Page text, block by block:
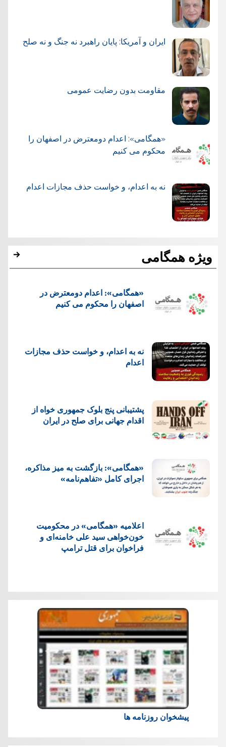
ایران و آمریکا: پایان راهبرد نه جنگ و نه صلح
مقاومت بدون رضایت عمومی
«همگامی»: اعدام دومعترض در اصفهان را
محکوم می کنیم
نه به اعدام، و خواست حذف مجازات اعدام
ویژه همگامی
«همگامی»: اعدام دومعترض در
اصفهان را محکوم می کنیم
نه به اعدام، و خواست حذف مجازات
اعدام
پشتيبانی پنج بلوک جمهوری خواه از
اقدام جهانی برای صلح در ایران
«همگامی»: بازگشت به میز مذاکره،
اجرای کامل «تفاهم‌نامه»
اعلامیه «همگامی» در محکومیت
خون‌خواهی سید علی خامنه‌ای و
فراخوان برای قتل ترامپ
پیشخوان روزنامه ها